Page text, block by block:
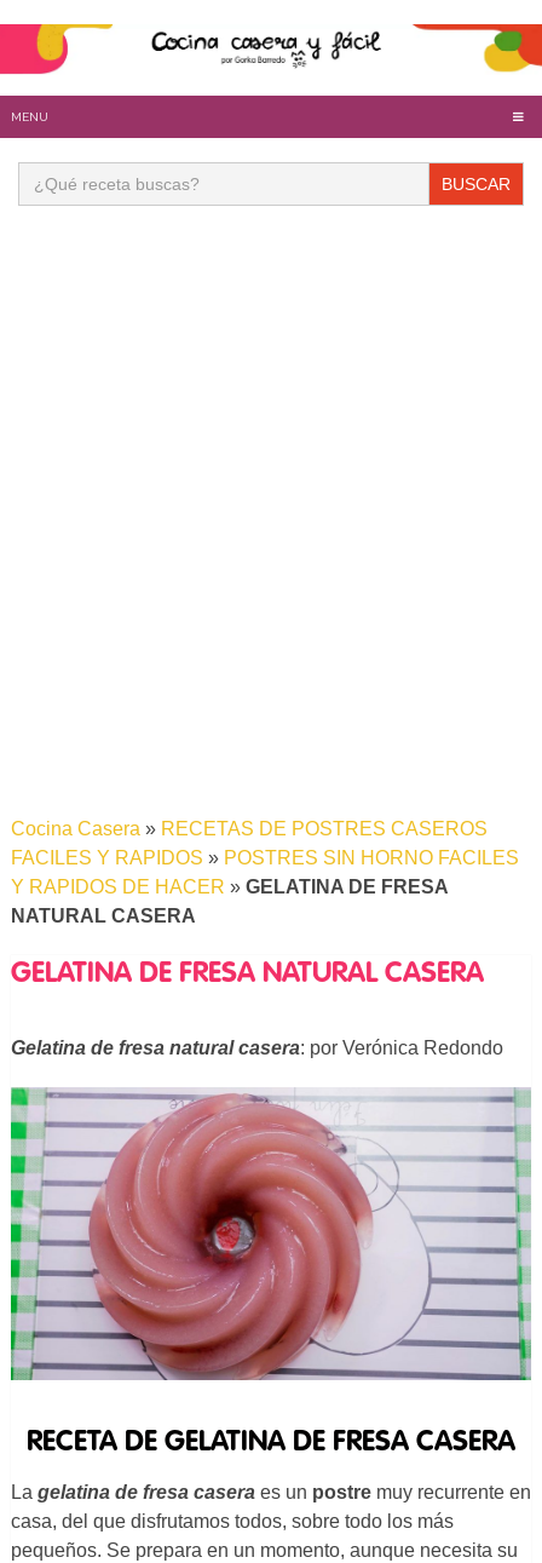
MENU
Buscar:
Cocina Casera» RECETAS DE POSTRES CASEROS
FACILES Y RAPIDOS » POSTRES SIN HORNO FACILES
Y RAPIDOS DE HACER » GELATINA DE FRESA
NATURAL CASERA
GELATINA DE FRESA NATURAL CASERA
Gelatina de fresa natural casera: por Verónica Redondo
RECETA DE GELATINA DE FRESA CASERA
Lagelatina de fresa caseraes un postremuy recurrente en
casa, del que disfrutamos todos, sobre todo los más
pequeños. Se prepara en un momento, aunque necesita su